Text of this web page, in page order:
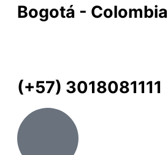
Bogotá - Colombia
(+57) 3018081111